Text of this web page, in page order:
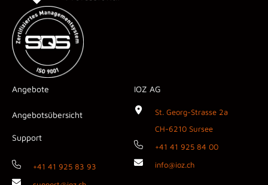
Angebote
Angebotsübersicht
Support
+41 41 925 83 93
IOZ AG
St. Georg-Strasse 2a
CH-6210 Sursee
+41 41 925 84 00
info@ioz.ch